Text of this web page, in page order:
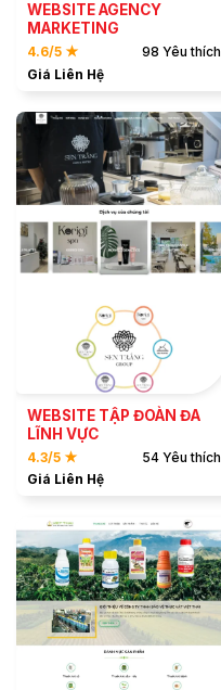
WEBSITE AGENCY
MARKETING
4.6/5 ★
98 Yêu thích
Giá Liên Hệ
ĐẶT MẪU
XEM DEMO
WEBSITE TẬP ĐOÀN ĐA
LĨNH VỰC
4.3/5 ★
54 Yêu thích
Giá Liên Hệ
ĐẶT MẪU